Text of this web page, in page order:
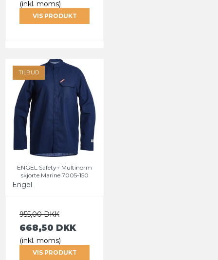
(inkl. moms)
VIS PRODUKT
TILBUD
ENGEL Safety+ Multinorm
skjorte Marine 7005-150
Engel
955,00 DKK
668,50 DKK
(inkl. moms)
VIS PRODUKT